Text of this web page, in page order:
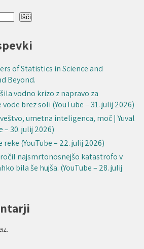
Išči
of Statistics in Science and
Beyond.
vodno krizo z napravo za
brez soli (YouTube – 31. julij 2026)
umetna inteligenca, moč | Yuval
– 30. julij 2026)
(YouTube – 22. julij 2026)
najsmrtonosnejšo katastrofo v
bila še hujša. (YouTube – 28. julij